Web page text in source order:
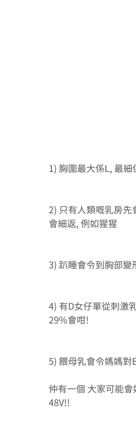
1) 胸圍最大係L, 最
2) 只有人類嘅乳房先
會細返, 例如猩猩
3) 趴睡會令到胸部變
4) 有D女仔單從刺激
29%會咁!
5) 餵母乳會令媽媽對
仲有一個 大家可能
48V!!